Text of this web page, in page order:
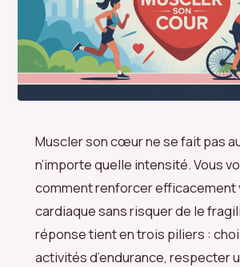
Muscler son cœur ne se fait pas
n’importe quelle intensité. Vous
comment renforcer efficacement
cardiaque sans risquer de le
réponse tient en trois piliers :
activités d’endurance, respecter